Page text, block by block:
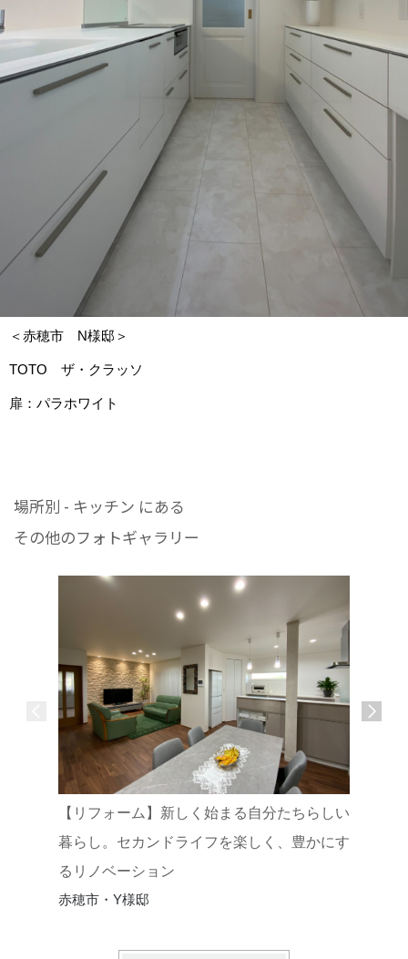
＜赤穂市 N様邸＞
TOTO ザ・クラッソ
扉：パラホワイト
場所別 - キッチン にある
その他のフォトギャラリー
【リフォーム】新しく始まる自分たちらしい
暮らし。セカンドライフを楽しく、豊かにす
るリノベーション
赤穂市・Y様邸